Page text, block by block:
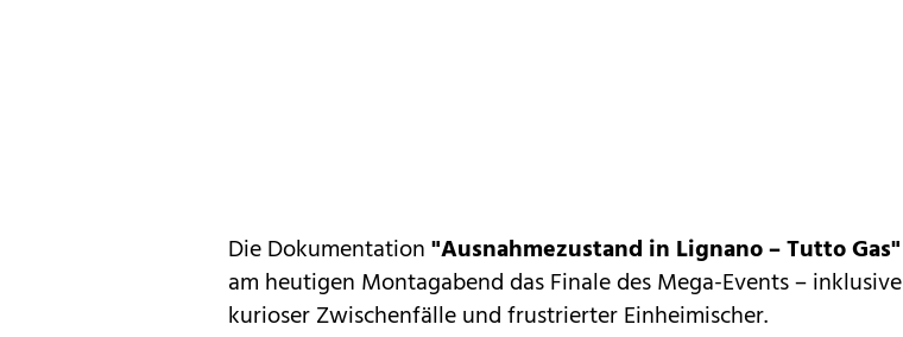
Die Dokumentation"Ausnahmezustand in Lignano – Tutto Gas"
am heutigen Montagabend das Finale des Mega-Events – inklusive
kurioser Zwischenfälle und frustrierter Einheimischer.